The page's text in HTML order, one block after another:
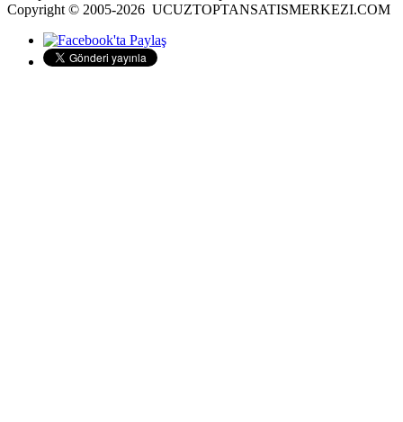
Copyright © 2005-2026 UCUZTOPTANSATISMERKEZI.COM